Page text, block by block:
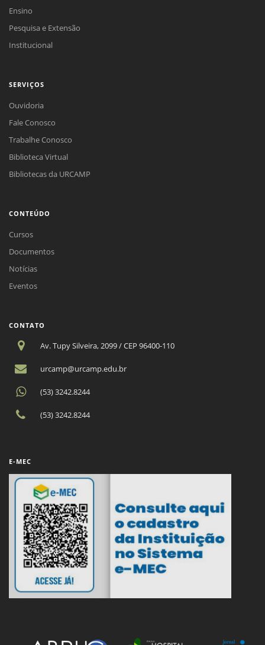
Ensino
Pesquisa e Extensão
Institucional
SERVIÇOS
Ouvidoria
Fale Conosco
Trabalhe Conosco
Biblioteca Virtual
Bibliotecas da URCAMP
CONTEÚDO
Cursos
Documentos
Notícias
Eventos
CONTATO
Av. Tupy Silveira, 2099 / CEP 96400-110
urcamp@urcamp.edu.br
(53) 3242.8244
(53) 3242.8244
E-MEC